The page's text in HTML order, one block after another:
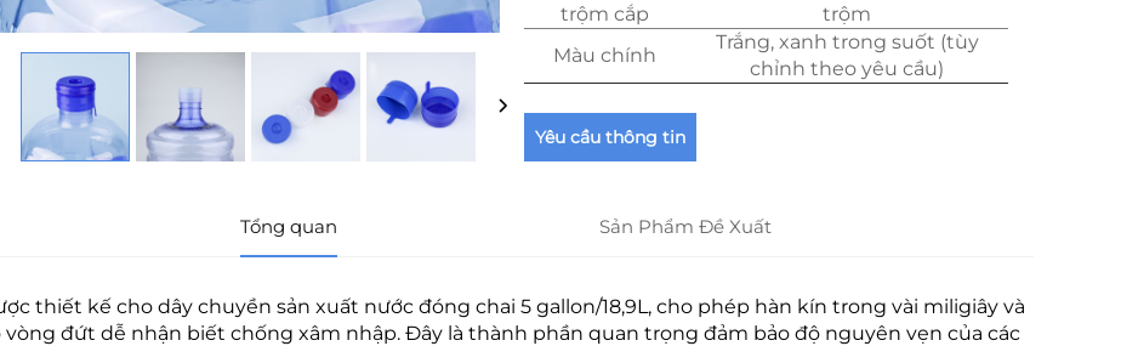
trộm cắp
trộm
Màu chính
Trắng, xanh trong suốt (tùy
chỉnh theo yêu cầu)
Yêu cầu thông tin
Tổng quan Sản Phẩm Đề Xuất
thiết kế cho dây chuyền sản xuất nước đóng chai 5 gallon/18,9L, cho phép hàn kín trong vài miligiây và
vòng đứt dễ nhận biết chống xâm nhập. Đây là thành phần quan trọng đảm bảo độ nguyên vẹn của các